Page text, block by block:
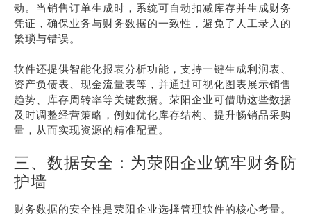
动。当销售订单生成时，系统可自动扣减库存并生成财务
凭证，确保业务与财务数据的一致性，避免了人工录入的
繁琐与错误。
软件还提供智能化报表分析功能，支持一键生成利润表、
资产负债表、现金流量表等，并通过可视化图表展示销售
趋势、库存周转率等关键数据。荥阳企业可借助这些数据
及时调整经营策略，例如优化库存结构、提升畅销品采购
量，从而实现资源的精准配置。
三、数据安全：为荥阳企业筑牢财务防
护墙
财务数据的安全性是荥阳企业选择管理软件的核心考量。